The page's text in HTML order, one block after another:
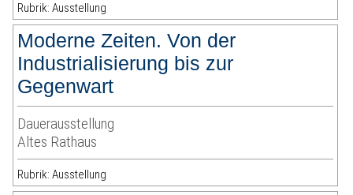
Rubrik: Ausstellung
Moderne Zeiten. Von der
Industrialisierung bis zur
Gegenwart
Dauerausstellung
Altes Rathaus
Rubrik: Ausstellung